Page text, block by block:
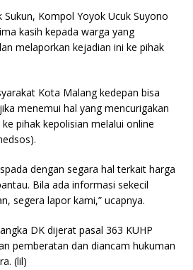
Kompol Yoyok Ucuk Suyono
kasih kepada warga yang
melaporkan kejadian ini ke pihak
Kota Malang kedepan bisa
menemui hal yang mencurigakan
pihak kepolisian melalui online
dengan segara hal terkait harga
Bila ada informasi sekecil
segera lapor kami,” ucapnya.
DK dijerat pasal 363 KUHP
pemberatan dan diancam hukuman
(lil)